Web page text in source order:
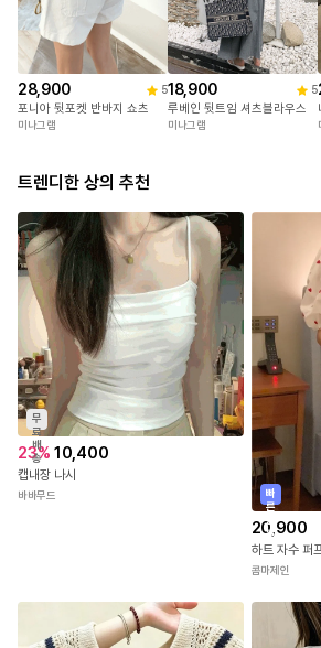
28,900 5
포니아 뒷포켓 반바지 쇼츠
미나그램
18,900 5
루베인 뒷트임 셔츠블라우스
미나그램
트렌디한 상의 추천
무
료
배
송
23% 10,400
캡내장 나시
바바무드
빠
른
출
발
20,900
하트 자수 퍼
콤마제인